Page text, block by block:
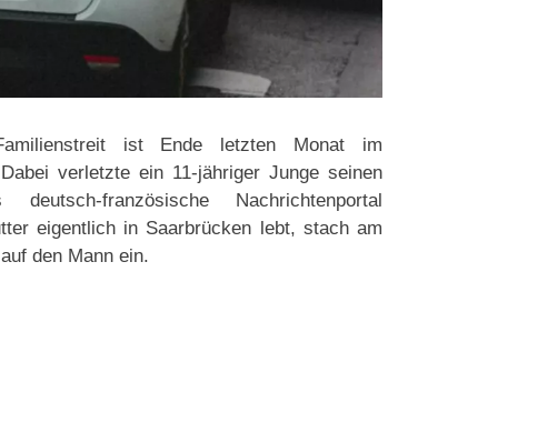
ist Ende letzten Monat im
verletzte ein 11-jähriger Junge seinen
französische Nachrichtenportal
eigentlich in Saarbrücken lebt, stach am
den Mann ein.